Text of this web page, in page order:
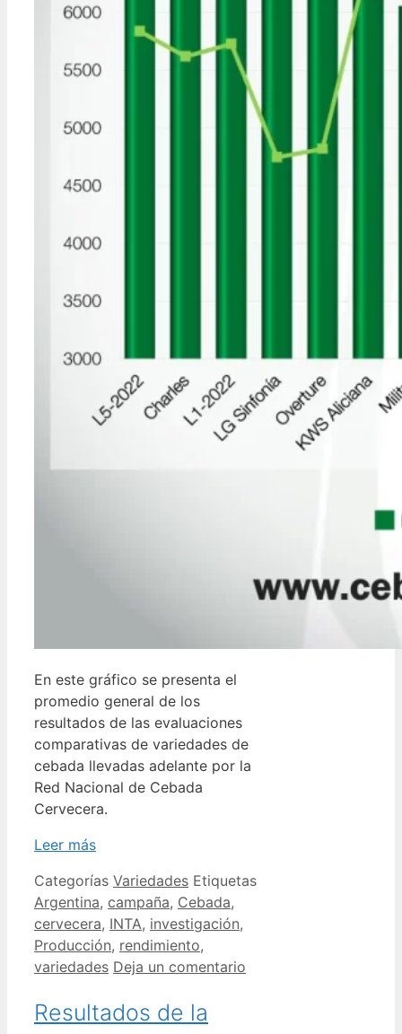
En este gráfico se presenta el
promedio general de los
resultados de las evaluaciones
comparativas de variedades de
cebada llevadas adelante por la
Red Nacional de Cebada
Cervecera.
Leer más
Categorías Variedades Etiquetas
Argentina, campaña, Cebada,
cervecera, INTA, investigación,
Producción, rendimiento,
variedades Deja un comentario
Resultados de la